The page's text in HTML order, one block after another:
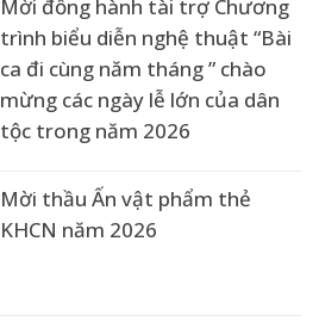
Mời đồng hành tài trợ Chương
trình biểu diễn nghệ thuật “Bài
ca đi cùng năm tháng ” chào
mừng các ngày lễ lớn của dân
tộc trong năm 2026
Mời thầu Ấn vật phẩm thẻ
KHCN năm 2026